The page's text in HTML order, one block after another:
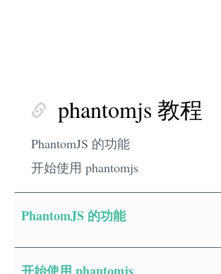
phantomjs 教程
PhantomJS 的功能
开始使用 phantomjs
PhantomJS 的功能